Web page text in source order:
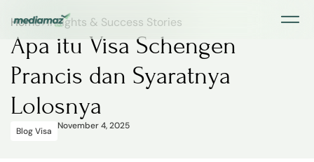
Home>Insights & Success Stories
Apa itu Visa Schengen
Prancis dan Syaratnya
Lolosnya
Blog Visa November 4, 2025